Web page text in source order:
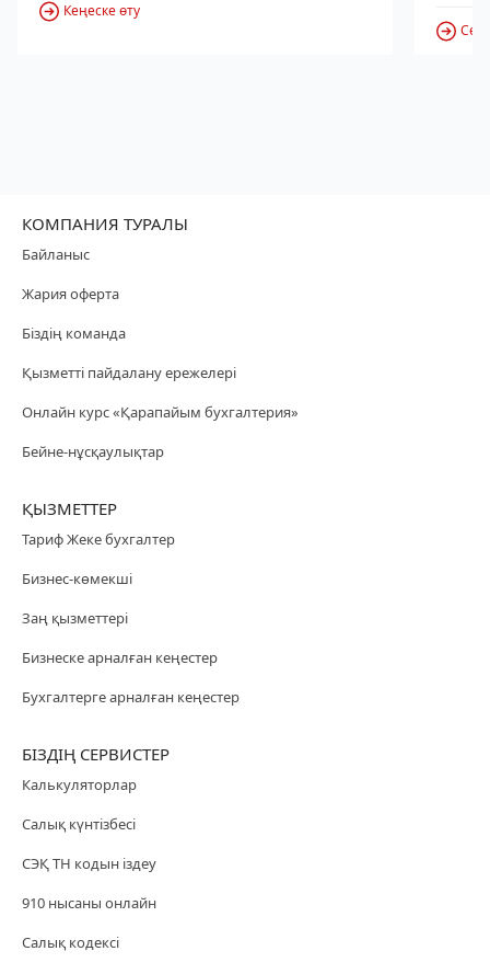
Кеңеске өту
КОМПАНИЯ ТУРАЛЫ
Байланыс
Жария оферта
Біздің команда
Қызметті пайдалану ережелері
Онлайн курс «Қарапайым бухгалтерия»
Бейне-нұсқаулықтар
ҚЫЗМЕТТЕР
Тариф Жеке бухгалтер
Бизнес-көмекші
Заң қызметтері
Бизнеске арналған кеңестер
Бухгалтерге арналған кеңестер
БІЗДІҢ СЕРВИСТЕР
Калькуляторлар
Салық күнтізбесі
СЭҚ ТН кодын іздеу
910 нысаны онлайн
Салық кодексі